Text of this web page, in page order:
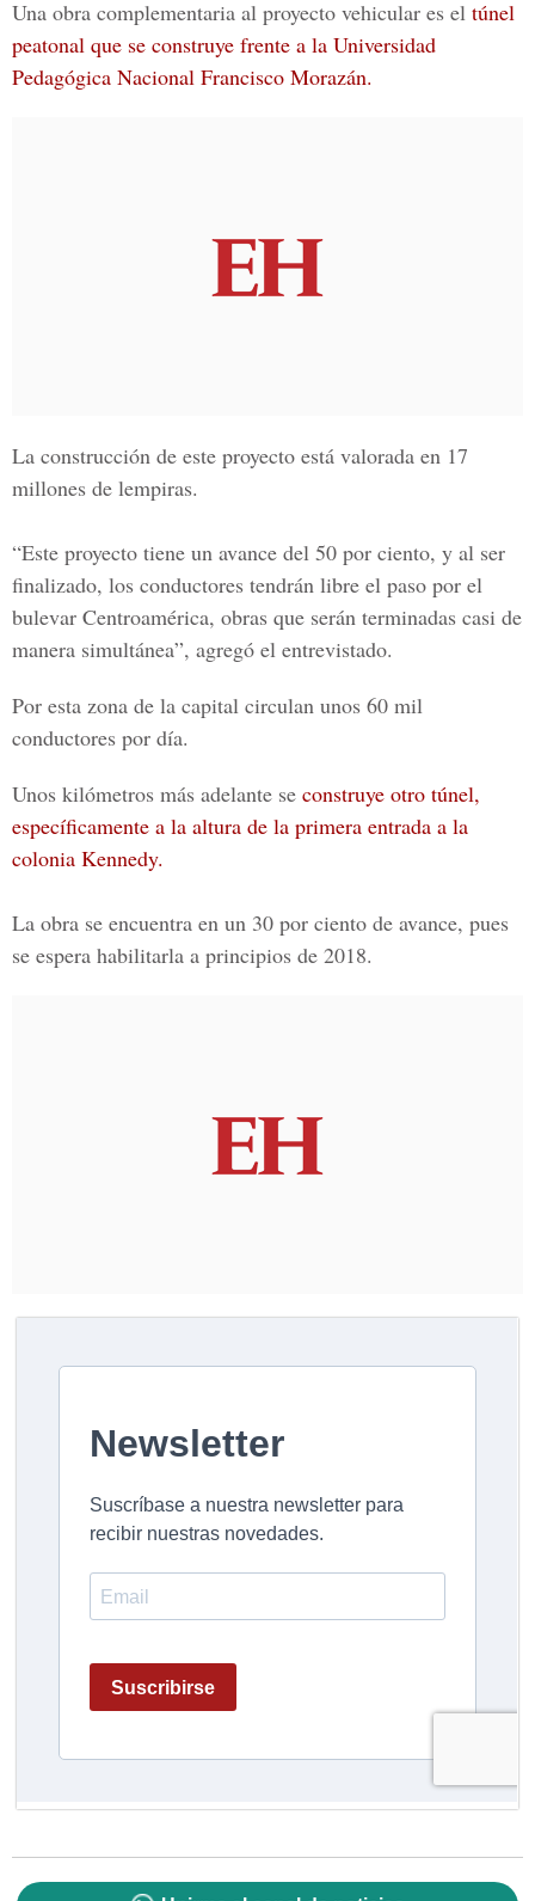
Una obra complementaria al proyecto vehicular es el túnel
peatonal que se construye frente a la Universidad
Pedagógica Nacional Francisco Morazán.
La construcción de este proyecto está valorada en 17
millones de lempiras.
“Este proyecto tiene un avance del 50 por ciento, y al ser
finalizado, los conductores tendrán libre el paso por el
bulevar Centroamérica, obras que serán terminadas casi de
manera simultánea”, agregó el entrevistado.
Por esta zona de la capital circulan unos 60 mil
conductores por día.
Unos kilómetros más adelante se construye otro túnel,
específicamente a la altura de la primera entrada a la
colonia Kennedy.
La obra se encuentra en un 30 por ciento de avance, pues
se espera habilitarla a principios de 2018.